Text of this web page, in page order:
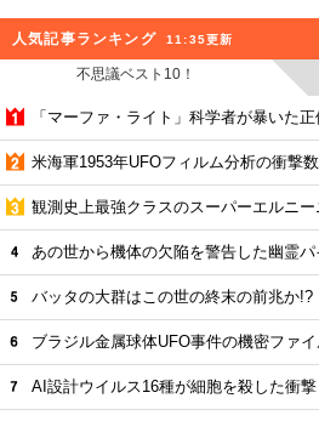
人気記事ランキング 11:35更新
不思議ベスト10！
「マーファ・ライト」科学者が暴いた
米海軍1953年UFOフィルム分析の衝撃
観測史上最強クラスのスーパーエルニー
あの世から機体の欠陥を警告した幽霊
バッタの大群はこの世の終末の前兆か!?
ブラジル金属球体UFO事件の機密ファ
AI設計ウイルス16種が細胞を殺した衝撃